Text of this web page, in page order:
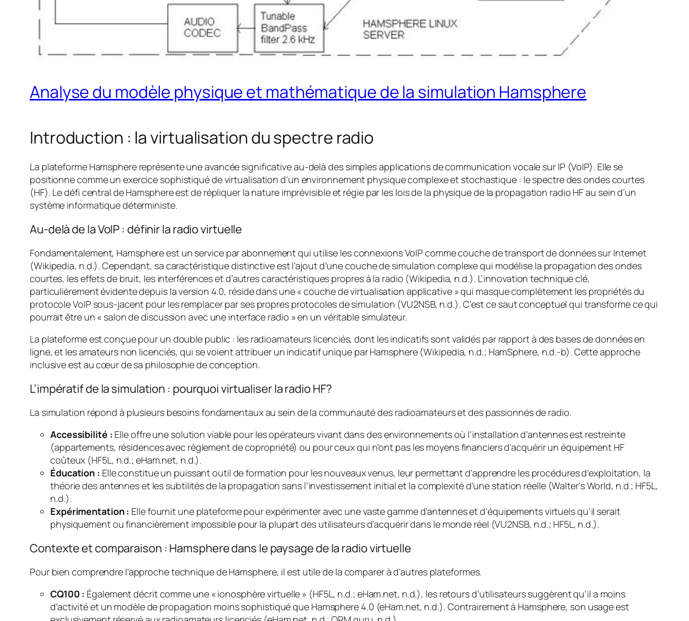
Analyse du modèle physique et mathématique de la simulation Hamsphere
Introduction : la virtualisation du spectre radio
La plateforme Hamsphere représente une avancée significative au-delà des simples applications de communication vocale sur IP (VoIP). Elle se
positionne comme un exercice sophistiqué de virtualisation d’un environnement physique complexe et stochastique : le spectre des ondes courtes
(HF). Le défi central de Hamsphere est de répliquer la nature imprévisible et régie par les lois de la physique de la propagation radio HF au sein d’un
système informatique déterministe.
Au-delà de la VoIP : définir la radio virtuelle
Fondamentalement, Hamsphere est un service par abonnement qui utilise les connexions VoIP comme couche de transport de données sur Internet
(Wikipedia, n.d.). Cependant, sa caractéristique distinctive est l’ajout d’une couche de simulation complexe qui modélise la propagation des ondes
courtes, les effets de bruit, les interférences et d’autres caractéristiques propres à la radio (Wikipedia, n.d.). L’innovation technique clé,
particulièrement évidente depuis la version 4.0, réside dans une « couche de virtualisation applicative » qui masque complètement les propriétés du
protocole VoIP sous-jacent pour les remplacer par ses propres protocoles de simulation (VU2NSB, n.d.). C’est ce saut conceptuel qui transforme ce qui
pourrait être un « salon de discussion avec une interface radio » en un véritable simulateur.
La plateforme est conçue pour un double public : les radioamateurs licenciés, dont les indicatifs sont validés par rapport à des bases de données en
ligne, et les amateurs non licenciés, qui se voient attribuer un indicatif unique par Hamsphere (Wikipedia, n.d.; HamSphere, n.d.-b). Cette approche
inclusive est au cœur de sa philosophie de conception.
L’impératif de la simulation : pourquoi virtualiser la radio HF?
La simulation répond à plusieurs besoins fondamentaux au sein de la communauté des radioamateurs et des passionnés de radio.
Accessibilité : Elle offre une solution viable pour les opérateurs vivant dans des environnements où l’installation d’antennes est restreinte
(appartements, résidences avec règlement de copropriété) ou pour ceux qui n’ont pas les moyens financiers d’acquérir un équipement HF
coûteux (HF5L, n.d.; eHam.net, n.d.).
Éducation : Elle constitue un puissant outil de formation pour les nouveaux venus, leur permettant d’apprendre les procédures d’exploitation, la
théorie des antennes et les subtilités de la propagation sans l’investissement initial et la complexité d’une station réelle (Walter’s World, n.d.; HF5L,
n.d.).
Expérimentation : Elle fournit une plateforme pour expérimenter avec une vaste gamme d’antennes et d’équipements virtuels qu’il serait
physiquement ou financièrement impossible pour la plupart des utilisateurs d’acquérir dans le monde réel (VU2NSB, n.d.; HF5L, n.d.).
Contexte et comparaison : Hamsphere dans le paysage de la radio virtuelle
Pour bien comprendre l’approche technique de Hamsphere, il est utile de la comparer à d’autres plateformes.
CQ100 : Également décrit comme une « ionosphère virtuelle » (HF5L, n.d.; eHam.net, n.d.), les retours d’utilisateurs suggèrent qu’il a moins
d’activité et un modèle de propagation moins sophistiqué que Hamsphere 4.0 (eHam.net, n.d.). Contrairement à Hamsphere, son usage est